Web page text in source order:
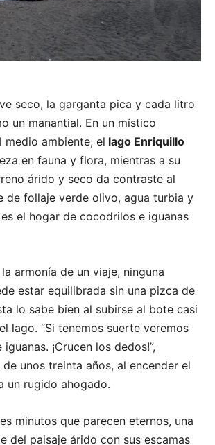
seco, la garganta pica y cada litro
un manantial. En un místico
ambiente, el lago Enriquillo
en fauna y flora, mientras a su
árido y seco da contraste al
de follaje verde olivo, agua turbia y
el hogar de cocodrilos e iguanas
armonía de un viaje, ninguna
estar equilibrada sin una pizca de
lo sabe bien al subirse al bote casi
lago. “Si tenemos suerte veremos
¡Crucen los dedos!”,
unos treinta años, al encender el
un rugido ahogado.
minutos que parecen eternos, una
del paisaje árido con sus escamas